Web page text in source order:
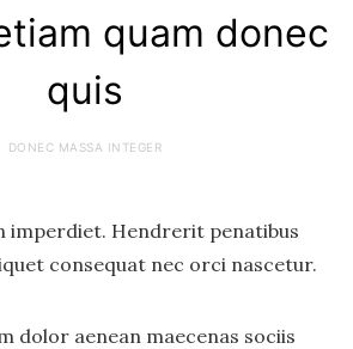
quam donec
quis
DONEC MASSA INTEGER
imperdiet. Hendrerit penatibus
consequat nec orci nascetur.
dolor aenean maecenas sociis